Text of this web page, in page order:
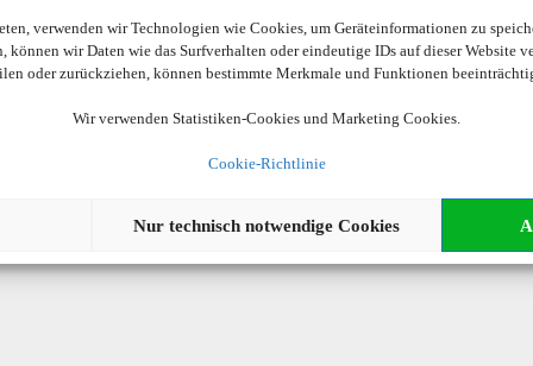
verwenden wir Technologien wie Cookies, um Geräteinformationen zu
können wir Daten wie das Surfverhalten oder eindeutige IDs auf dieser Website
oder zurückziehen, können bestimmte Merkmale und Funktionen
Wir verwenden Statistiken-Cookies und Marketing Cookies.
Cookie-Richtlinie
Nur technisch notwendige Cookies